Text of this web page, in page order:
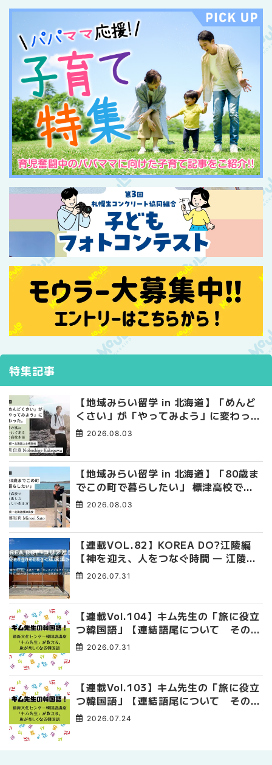
特集記事
【地域みらい留学 in 北海道】「めんど
くさい」が「やってみよう」に変わっ
た。 十勝の風に吹かれて走る、僕の泥
2026.08.03
【地域みらい留学 in 北海道】「80歳ま
でこの町で暮らしたい」 標津高校で踏
み出した、私らしい生き方
2026.08.03
【連載VOL.82】KOREA DO?江陵編
【神を迎え、人をつなぐ時間 ― 江陵端
午祭 】
2026.07.31
【連載Vol.104】キム先生の「旅に役立
つ韓国語」【連結語尾について その
4】2026.07.31
【連載Vol.103】キム先生の「旅に役立
つ韓国語」【連結語尾について その
3】2026.07.24